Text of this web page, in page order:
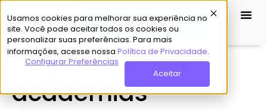
Usamos cookies para melhorar sua experiência no
site. Você pode aceitar todos os cookies ou
personalizar suas preferências. Para mais
informações, acesse nossa Política de Privacidade.
Configurar Preferências
Aceitar
Demo Grátis
Tag:CRM para
academias